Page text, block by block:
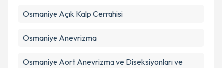
Osmaniye Açık Kalp Cerrahisi
Osmaniye Anevrizma
Osmaniye Aort Anevrizma ve Diseksiyonları ve